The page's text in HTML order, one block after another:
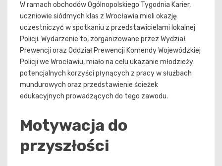
W ramach obchodów Ogólnopolskiego Tygodnia Karier,
uczniowie siódmych klas z Wrocławia mieli okazję
uczestniczyć w spotkaniu z przedstawicielami lokalnej
Policji. Wydarzenie to, zorganizowane przez Wydział
Prewencji oraz Oddział Prewencji Komendy Wojewódzkiej
Policji we Wrocławiu, miało na celu ukazanie młodzieży
potencjalnych korzyści płynących z pracy w służbach
mundurowych oraz przedstawienie ścieżek
edukacyjnych prowadzących do tego zawodu.
Motywacja do
przyszłości